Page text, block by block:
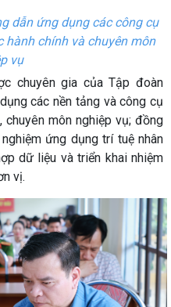
dẫn ứng dụng các công cụ
hành chính và chuyên môn
vụ
chuyên gia của Tập đoàn
các nền tảng và công cụ
chuyên môn nghiệp vụ; đồng
ứng dụng trí tuệ nhân
dữ liệu và triển khai nhiệm
vị.